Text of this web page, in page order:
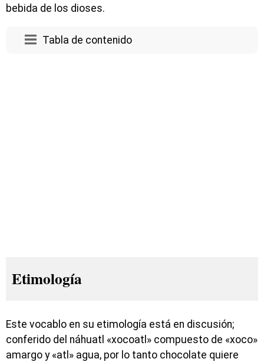
bebida de los dioses.
Tabla de contenido
Etimología
Este vocablo en su etimología está en discusión;
conferido del náhuatl «xocoatl» compuesto de «xoco»
amargo y «atl» agua, por lo tanto chocolate quiere